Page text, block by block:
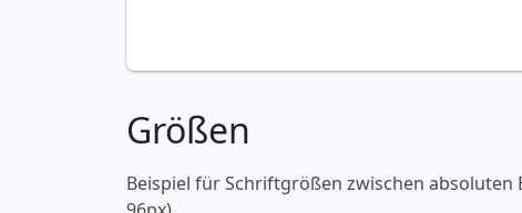
Größen
Beispiel für Schriftgrößen zwischen absoluten